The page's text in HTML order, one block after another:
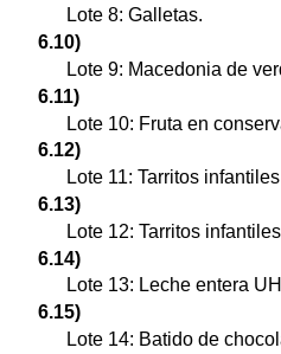
Lote 8: Galletas.
6.10)
Lote 9: Macedonia de
6.11)
Lote 10: Fruta en
6.12)
Lote 11: Tarritos
6.13)
Lote 12: Tarritos
6.14)
Lote 13: Leche entera
6.15)
Lote 14: Batido de